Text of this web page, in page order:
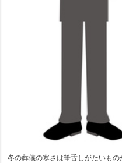
冬の葬儀の寒さは筆舌しがたいも